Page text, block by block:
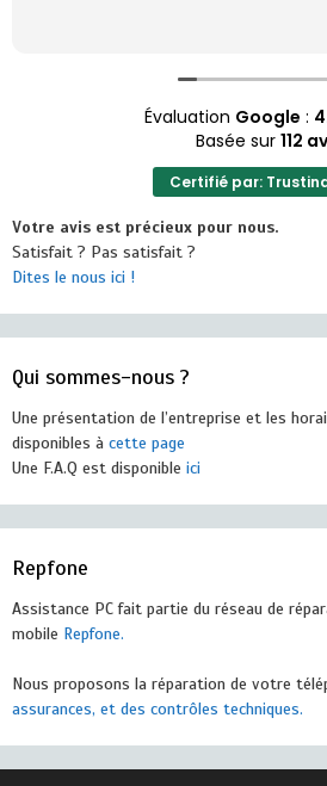
Évaluation Google :
Basée sur 112
Certifié par:
Votre avis est précieux pour nous.
Satisfait ? Pas satisfait ?
Dites le nous ici !
Qui sommes-nous ?
Une présentation de l’entreprise et les
disponibles à cette page
Une F.A.Q est disponible ici
Repfone
Assistance PC fait partie du réseau de
mobile Repfone.
Nous proposons la réparation de votre
assurances, et des contrôles techniques.